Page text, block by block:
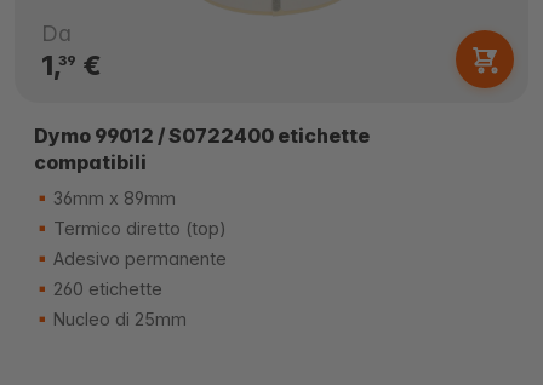
Da
1,39 €
Dymo 99012 / S0722400 etichette
compatibili
36mm x 89mm
Termico diretto (top)
Adesivo permanente
260 etichette
Nucleo di 25mm